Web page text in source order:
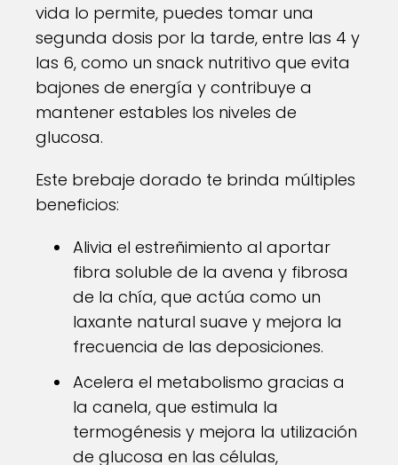
vida lo permite, puedes tomar una
segunda dosis por la tarde, entre las 4 y
las 6, como un snack nutritivo que evita
bajones de energía y contribuye a
mantener estables los niveles de
glucosa.
Este brebaje dorado te brinda múltiples
beneficios:
Alivia el estreñimiento al aportar
fibra soluble de la avena y fibrosa
de la chía, que actúa como un
laxante natural suave y mejora la
frecuencia de las deposiciones.
Acelera el metabolismo gracias a
la canela, que estimula la
termogénesis y mejora la utilización
de glucosa en las células,